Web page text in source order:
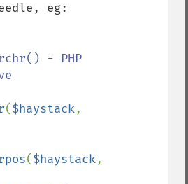
eg:
- PHP
($haystack
($haystack